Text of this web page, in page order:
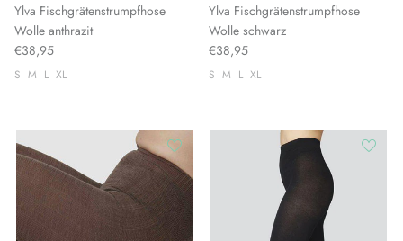
Ylva Fischgrätenstrumpfhose
Wolle anthrazit
€38,95
S M L XL
Ylva Fischgrätenstrumpfhose
Wolle schwarz
€38,95
S M L XL